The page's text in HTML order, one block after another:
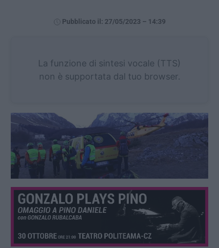
Pubblicato il: 27/05/2023 – 14:39
La funzione di sintesi vocale (TTS)
non è supportata dal tuo browser.